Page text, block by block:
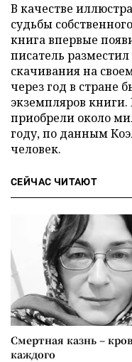
В качестве
судьбы
книга впервые
писатель
скачивания на
через год в стране
экземпляров книги.
приобрели около
году, по данным
человек.
СЕЙЧАС ЧИТАЮТ
Смертная казнь –
каждого